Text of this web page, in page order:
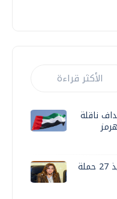
الأكثر قراءة
ناقلة
وزيرة التنمية المحلية والبيئة: تنفيذ 27 حملة